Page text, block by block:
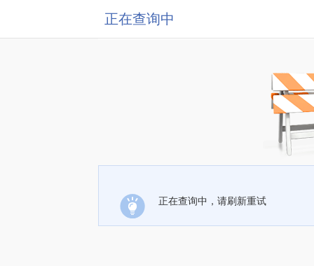
正在查询中
正在查询中，请刷新重试